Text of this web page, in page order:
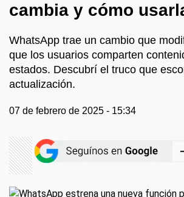
cambia y cómo
WhatsApp trae un cambio que
que los usuarios comparten
estados. Descubrí el truco que
actualización.
07 de febrero de 2025 - 15:34